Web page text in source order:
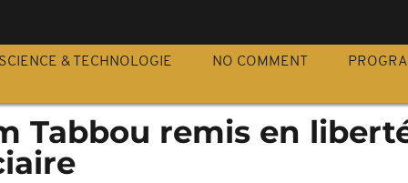
SCIENCE & TECHNOLOGIE NO COMMENT
Tabbou remis en